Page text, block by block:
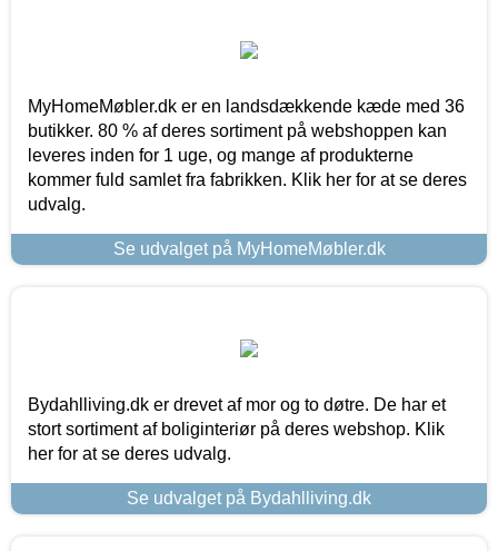
MyHomeMøbler.dk er en landsdækkende kæde med 36
butikker. 80 % af deres sortiment på webshoppen kan
leveres inden for 1 uge, og mange af produkterne
kommer fuld samlet fra fabrikken. Klik her for at se deres
udvalg.
Se udvalget på MyHomeMøbler.dk
Bydahlliving.dk er drevet af mor og to døtre. De har et
stort sortiment af boliginteriør på deres webshop. Klik
her for at se deres udvalg.
Se udvalget på Bydahlliving.dk